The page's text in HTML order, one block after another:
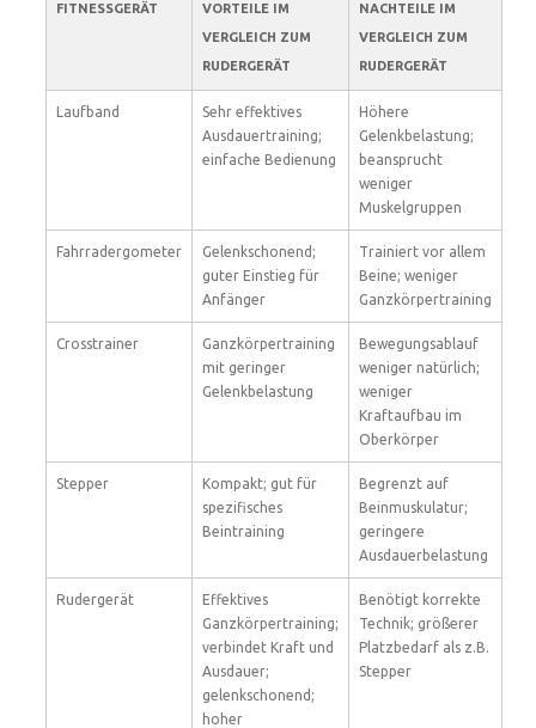
FITNESSGERÄT
VORTEILE IM
VERGLEICH ZUM
RUDERGERÄT
NACHTEILE IM
VERGLEICH ZUM
RUDERGERÄT
Laufband
Sehr effektives
Ausdauertraining;
einfache Bedienung
Höhere
Gelenkbelastung;
beansprucht
weniger
Muskelgruppen
Fahrradergometer
Gelenkschonend;
guter Einstieg für
Anfänger
Trainiert vor allem
Beine; weniger
Ganzkörpertraining
Crosstrainer
Ganzkörpertraining
mit geringer
Gelenkbelastung
Bewegungsablauf
weniger natürlich;
weniger
Kraftaufbau im
Oberkörper
Stepper
Kompakt; gut für
spezifisches
Beintraining
Begrenzt auf
Beinmuskulatur;
geringere
Ausdauerbelastung
Rudergerät
Effektives
Ganzkörpertraining;
verbindet Kraft und
Ausdauer;
gelenkschonend;
hoher
Benötigt korrekte
Technik; größerer
Platzbedarf als z.B.
Stepper